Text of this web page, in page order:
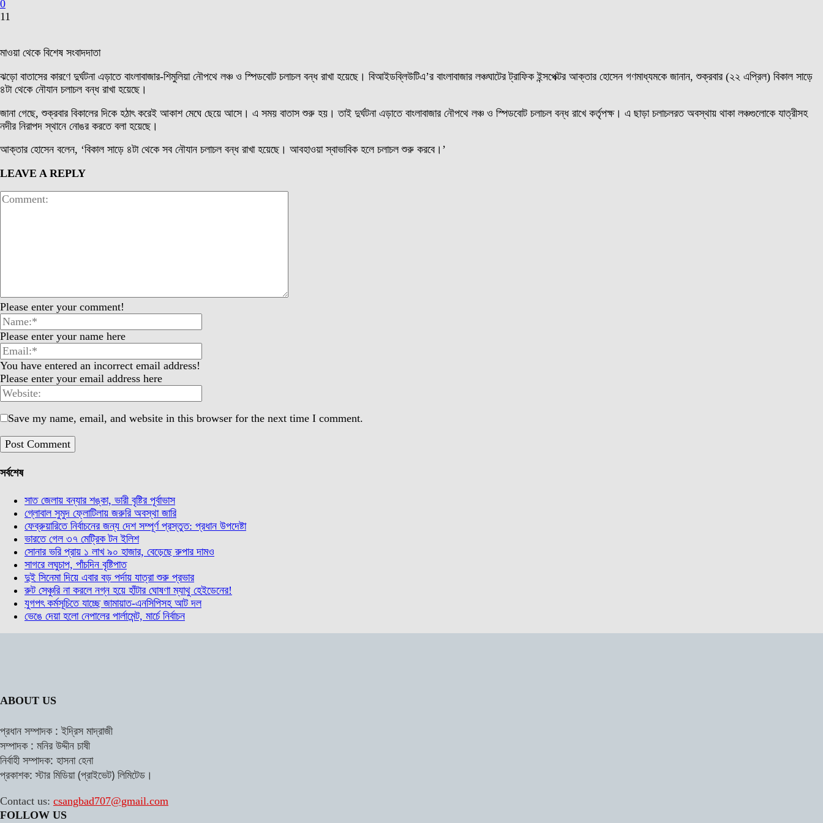
0
11
মাওয়া থেকে বিশেষ সংবাদদাতা
ঝড়ো বাতাসের কারণে দুর্ঘটনা এড়াতে বাংলাবাজার-শিমুলিয়া নৌপথে লঞ্চ ও স্পিডবোট চলাচল বন্ধ রাখা হয়েছে। বিআইডব্লিউটিএ’র বাংলাবাজার লঞ্চঘাটের ট্রাফিক ইন্সপেক্টর আক্তার হোসেন গণমাধ্যমকে জানান, শুক্রবার (২২ এপ্রিল) বিকাল সাড়ে
৪টা থেকে নৌযান চলাচল বন্ধ রাখা হয়েছে।
জানা গেছে, শুক্রবার বিকালের দিকে হঠাৎ করেই আকাশ মেঘে ছেয়ে আসে। এ সময় বাতাস শুরু হয়। তাই দুর্ঘটনা এড়াতে বাংলাবাজার নৌপথে লঞ্চ ও স্পিডবোট চলাচল বন্ধ রাখে কর্তৃপক্ষ। এ ছাড়া চলাচলরত অবস্থায় থাকা লঞ্চগুলোকে যাত্রীসহ
নদীর নিরাপদ স্থানে নোঙর করতে বলা হয়েছে।
আক্তার হোসেন বলেন, ‘বিকাল সাড়ে ৪টা থেকে সব নৌযান চলাচল বন্ধ রাখা হয়েছে। আবহাওয়া স্বাভাবিক হলে চলাচল শুরু করবে।’
LEAVE A REPLY
Please enter your comment!
Please enter your name here
You have entered an incorrect email address!
Please enter your email address here
Save my name, email, and website in this browser for the next time I comment.
সর্বশেষ
সাত জেলায় বন্যার শঙ্কা, ভারী বৃষ্টির পূর্বাভাস
গ্লোবাল সুমুদ ফ্লোটিলায় জরুরি অবস্থা জারি
ফেব্রুয়ারিতে নির্বাচনের জন্য দেশ সম্পূর্ণ প্রস্তুত: প্রধান উপদেষ্টা
ভারতে গেল ৩৭ মেট্রিক টন ইলিশ
সোনার ভরি প্রায় ১ লাখ ৯০ হাজার, বেড়েছে রুপার দামও
সাগরে লঘুচাপ, পাঁচদিন বৃষ্টিপাত
দুই সিনেমা দিয়ে এবার বড় পর্দায় যাত্রা শুরু প্রভার
রুট সেঞ্চুরি না করলে নগ্ন হয়ে হাঁটার ঘোষণা ম্যাথু হেইডেনের!
যুগপৎ কর্মসূচিতে যাচ্ছে জামায়াত-এনসিপিসহ আট দল
ভেঙে দেয়া হলো নেপালের পার্লামেন্ট, মার্চে নির্বাচন
ABOUT US
প্রধান সম্পাদক : ইদ্রিস মাদ্রাজী
সম্পাদক : মনির উদ্দীন চাষী
নির্বাহী সম্পাদক: হাসনা হেনা
প্রকাশক: স্টার মিডিয়া (প্রাইভেট) লিমিটেড।
Contact us: csangbad707@gmail.com
FOLLOW US